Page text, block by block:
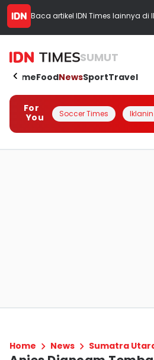
Baca artikel IDN Times lainnya di
SUMUT
HomeFoodNewsSportTravel
For
You
Soccer Times Iklanin
Home News Sumatra